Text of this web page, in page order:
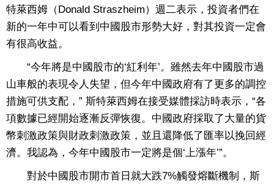
特萊西姆（Donald Straszheim）週二表示，投資者們在
新的一年中可以看到中國股市形勢大好，對其投資一定會
有很高收益。
“今年將是中國股市的‘紅利年’。雖然去年中國股市過
山車般的表現令人失望，但今年中國政府有了更多的調控
措施可供支配，” 斯特萊西姆在接受媒體採訪時表示，“各
項數據已經開始逐漸反彈恢復。中國政府採取了大量的貨
幣刺激政策與財政刺激政策，並且還降低了匯率以挽回經
濟。我認為，今年中國股市一定將是個‘上漲年’”。
對於中國股市開市首日就大跌7%觸發熔斷機制，斯